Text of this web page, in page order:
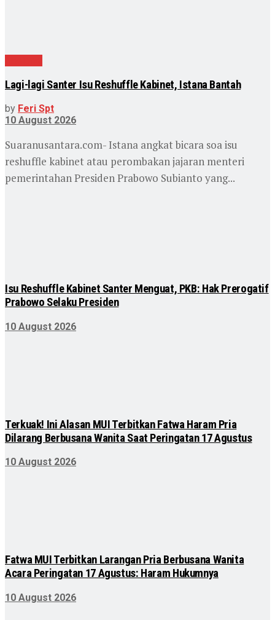
Lagi-lagi Santer Isu Reshuffle Kabinet, Istana Bantah
by Feri Spt
10 August 2026
Suaranusantara.com- Istana angkat bicara soa isu
reshuffle kabinet atau perombakan jajaran menteri
pemerintahan Presiden Prabowo Subianto yang...
Isu Reshuffle Kabinet Santer Menguat, PKB: Hak Prerogatif
Prabowo Selaku Presiden
10 August 2026
Terkuak! Ini Alasan MUI Terbitkan Fatwa Haram Pria
Dilarang Berbusana Wanita Saat Peringatan 17 Agustus
10 August 2026
Fatwa MUI Terbitkan Larangan Pria Berbusana Wanita
Acara Peringatan 17 Agustus: Haram Hukumnya
10 August 2026